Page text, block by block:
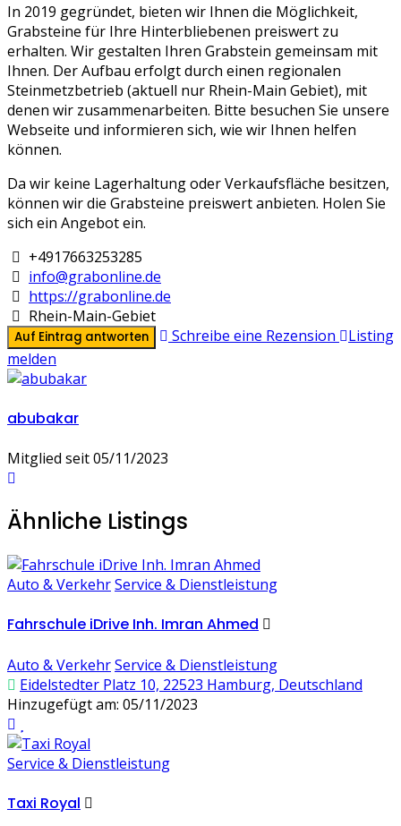
In 2019 gegründet, bieten wir Ihnen die Möglichkeit,
Grabsteine für Ihre Hinterbliebenen preiswert zu
erhalten. Wir gestalten Ihren Grabstein gemeinsam mit
Ihnen. Der Aufbau erfolgt durch einen regionalen
Steinmetzbetrieb (aktuell nur Rhein-Main Gebiet), mit
denen wir zusammenarbeiten. Bitte besuchen Sie unsere
Webseite und informieren sich, wie wir Ihnen helfen
können.
Da wir keine Lagerhaltung oder Verkaufsfläche besitzen,
können wir die Grabsteine preiswert anbieten. Holen Sie
sich ein Angebot ein.
+4917663253285
info@grabonline.de
https://grabonline.de
Rhein-Main-Gebiet
Auf Eintrag antworten Schreibe eine Rezension
Listing
melden
abubakar
Mitglied seit 05/11/2023
Ähnliche Listings
Auto & VerkehrService & Dienstleistung
Fahrschule iDrive Inh. Imran Ahmed
Auto & VerkehrService & Dienstleistung
Eidelstedter Platz 10, 22523 Hamburg, Deutschland
Hinzugefügt am: 05/11/2023
Service & Dienstleistung
Taxi Royal